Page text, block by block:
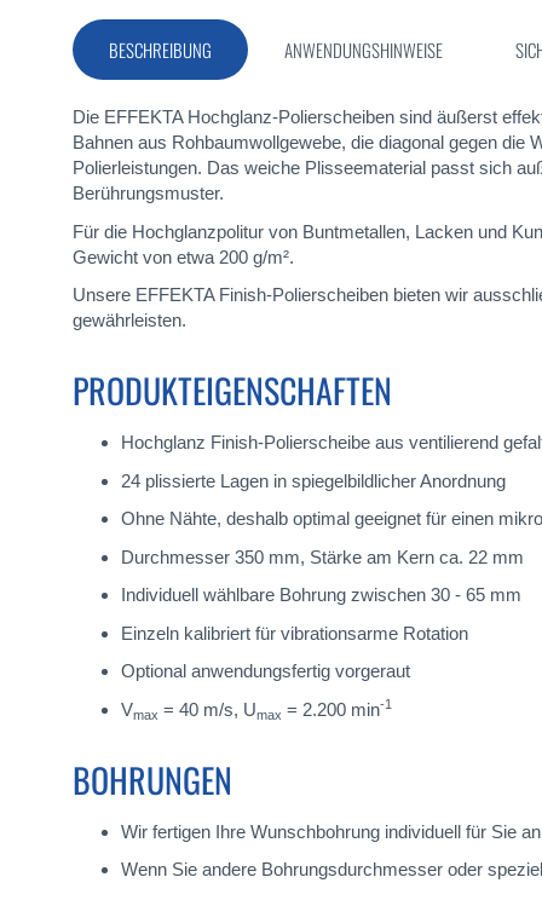
springen
BESCHREIBUNG
Die EFFEKTA Hochglanz-Polierscheiben sind äußerst
Bahnen aus Rohbaumwollgewebe, die diagonal gegen
Polierleistungen. Das weiche Plisseematerial passt sich
Berührungsmuster.
Für die Hochglanzpolitur von Buntmetallen, Lacken und
Gewicht von etwa 200 g/m².
Unsere EFFEKTA Finish-Polierscheiben bieten wir
gewährleisten.
PRODUKTEIGENSCHAFTEN
Hochglanz Finish-Polierscheibe aus ventilierend
24 plissierte Lagen in spiegelbildlicher Anordnung
Ohne Nähte, deshalb optimal geeignet für einen
Durchmesser 350 mm, Stärke am Kern ca. 22 mm
Individuell wählbare Bohrung zwischen 30 - 65 mm
Einzeln kalibriert für vibrationsarme Rotation
Optional anwendungsfertig vorgeraut
Vmax = 40 m/s, Umax = 2.200 min-1
BOHRUNGEN
Wir fertigen Ihre Wunschbohrung individuell für Sie
Wenn Sie andere Bohrungsdurchmesser oder
ANWENDUNGSHINWEISE